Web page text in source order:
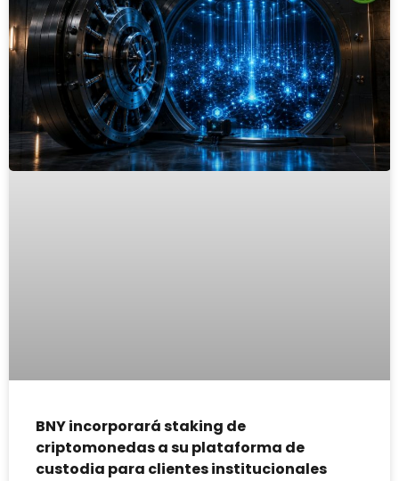
BNY incorporará staking de
criptomonedas a su plataforma de
custodia para clientes institucionales